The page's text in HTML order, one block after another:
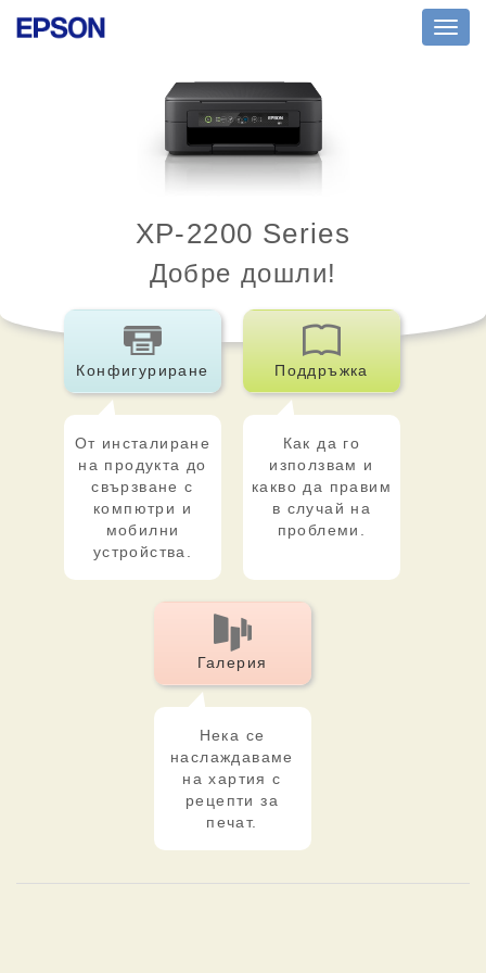
XP-2200 Series
Добре дошли!
Конфигуриране
От инсталиране
на продукта до
свързване с
компютри и
мобилни
устройства.
Поддръжка
Как да го
използвам и
какво да правим
в случай на
проблеми.
Галерия
Нека се
наслаждаваме
на хартия с
рецепти за
печат.